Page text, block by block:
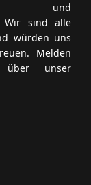
und
Wir sind alle
würden uns
Melden
unser